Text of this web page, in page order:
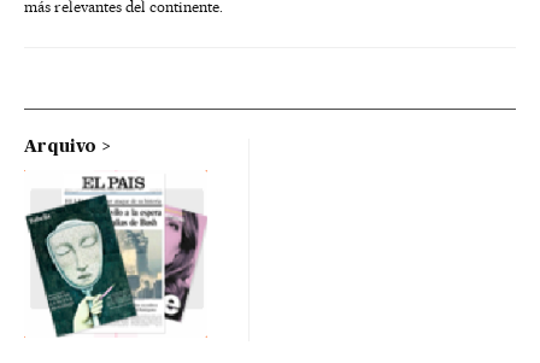
más relevantes del continente.
Arquivo